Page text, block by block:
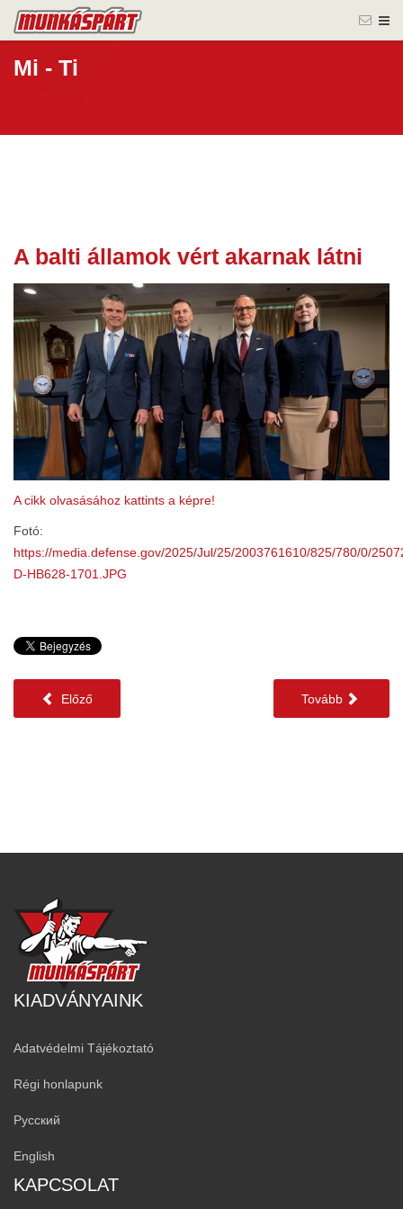
Mi - Ti
2025
A balti államok vért akarnak látni
A cikk olvasásához kattints a képre!
Fotó:
https://media.defense.gov/2025/Jul/25/2003761610/825/780/0/
D-HB628-1701.JPG
Előző Tovább
KIADVÁNYAINK
Adatvédelmi Tájékoztató
Régi honlapunk
Русский
English
KAPCSOLAT